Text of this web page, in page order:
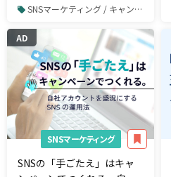
「気持ち」を贈れるメディ
SNSマーケティング / キャンペーン・バズ事例
AD
SNSマーケティング
SNSの「手ごたえ」はキャ